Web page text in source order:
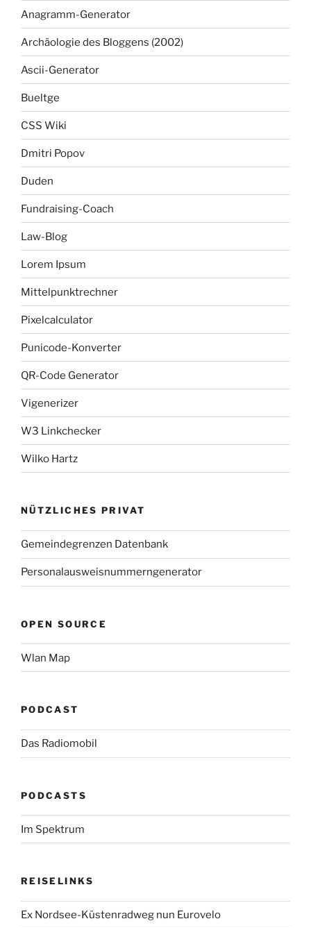
Anagramm-Generator
Archäologie des Bloggens (2002)
Ascii-Generator
Bueltge
CSS Wiki
Dmitri Popov
Duden
Fundraising-Coach
Law-Blog
Lorem Ipsum
Mittelpunktrechner
Pixelcalculator
Punicode-Konverter
QR-Code Generator
Vigenerizer
W3 Linkchecker
Wilko Hartz
NÜTZLICHES PRIVAT
Gemeindegrenzen Datenbank
Personalausweisnummerngenerator
OPEN SOURCE
Wlan Map
PODCAST
Das Radiomobil
PODCASTS
Im Spektrum
REISELINKS
Ex Nordsee-Küstenradweg nun Eurovelo